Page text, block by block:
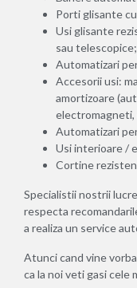
Porti glisante
Usi glisante
sau telescopice;
Automatizari
Accesorii usi:
amortizoare
Automatizari
Usi interioare /
Cortine
Specialistii nostrii
respecta
a realiza un service
Atunci cand vine
ca la noi veti gasi cele